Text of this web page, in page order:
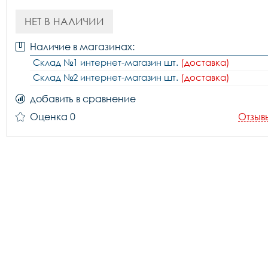
НЕТ В НАЛИЧИИ
Наличие в магазинах:
Склад №1 интернет-магазин шт. (доставка)
Склад №2 интернет-магазин шт. (доставка)
добавить в сравнение
Оценка 0